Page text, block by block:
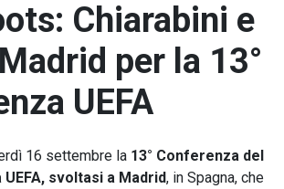
Chiarabini e
per la 13°
UEFA
16 settembre la 13° Conferenza del
svoltasi a Madrid, in Spagna, che